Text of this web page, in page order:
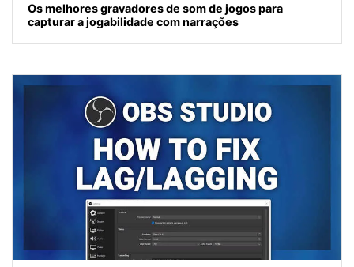
Os melhores gravadores de som de jogos para
capturar a jogabilidade com narrações